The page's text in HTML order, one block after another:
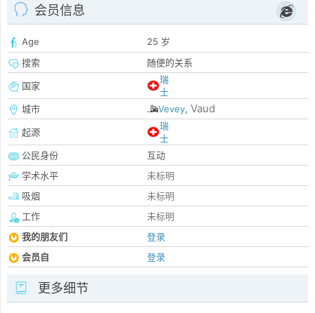
会员信息
Age
25 岁
搜索
随便的关系
国家
瑞
士
城市
Vevey, Vaud
起源
瑞
士
公民身份
互动
学术水平
未标明
吸烟
未标明
工作
未标明
我的朋友们
登录
会员自
登录
更多细节